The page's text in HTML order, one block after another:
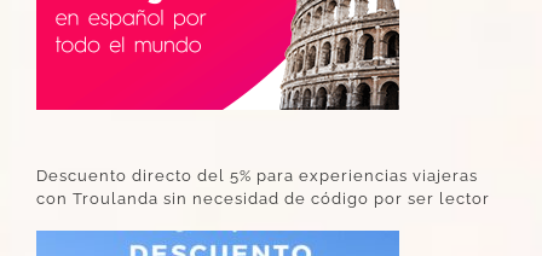
Descuento directo del 5% para experiencias viajeras
con Troulanda sin necesidad de código por ser lector